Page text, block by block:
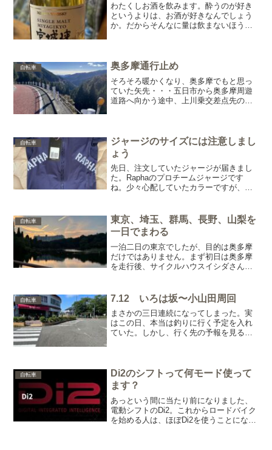
わたくしお酒を飲みます。酔うのが好き
というよりは、お酒が好きなんでしょう
か。だからそんなに量は飲まないほうで
スキーが好きでよく飲...
自転車 奥多摩通行止め
そろそろ暖かくなり、奥多摩でもと思っ
ていた矢先・・・五日市から奥多摩周遊
道路へ向かう途中、上川乗交差点先の勾
くて良かったですね・・...
自転車
ジャージのサイズには注意しまし
ょう
先日、注文していたジャージが届きまし
た。Raphaのプロチームジャージです
ね。少々心配していたカラーですが、暗
らね。たまには気分変えてこういったカ
ラーもアリです(^^)...
自転車
東京、埼玉、群馬、長野、山梨を
一日でまわる
一泊二日の東京でしたが、目的は奥多摩
だけではありません。まず初日は奥多摩
を走行後、サイクルハウスイシダさん
普段からお世話になってますので、ご挨
拶もかねて。あとチェーン交...
自転車 7.12 いろは坂〜小山田周回
まさかの三日連続になってしまった。実
はこの日、本当は釣りに行く予定を入れ
ていた。しかし、行く先の予報を見る
何をするか・・・釣りと自転...
自転車
Di2のシフトって何モード使って
ます？
あっという間に当たり前になりました、
電動シフトのDi2。これからロードバイク
を始める人は、ほぼDi2を使うことになる